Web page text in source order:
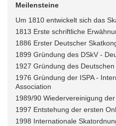
Meilensteine
Um 1810 entwickelt sich das
1813 Erste schriftliche
1886 Erster Deutscher
1899 Gründung des DSkV -
1927 Gründung des
1976 Gründung der ISPA -
Association
1989/90 Wiedervereinigung
1997 Entstehung der ersten
1998 Internationale